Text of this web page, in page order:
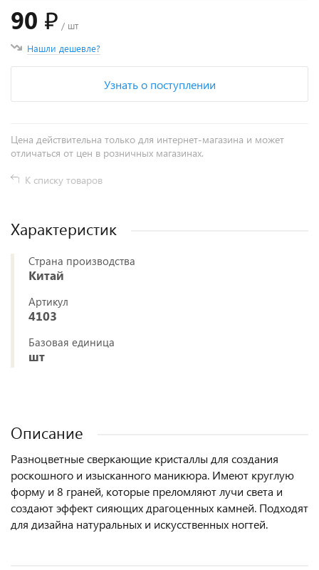
90 ₽ / шт
Нашли дешевле?
Узнать о поступлении
Цена действительна только для интернет-магазина и может
отличаться от цен в розничных магазинах.
К списку товаров
Характеристик
Страна производства
Китай
Артикул
4103
Базовая единица
шт
Описание
Разноцветные сверкающие кристаллы для создания
роскошного и изысканного маникюра. Имеют круглую
форму и 8 граней, которые преломляют лучи света и
создают эффект сияющих драгоценных камней. Подходят
для дизайна натуральных и искусственных ногтей.